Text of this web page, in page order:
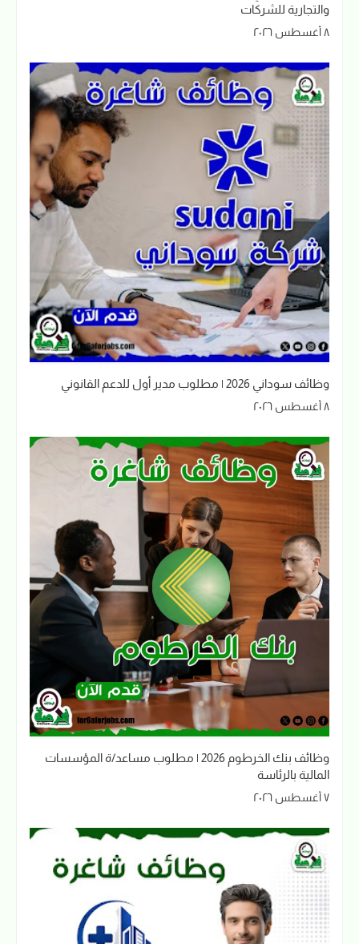
والتجارية للشركات
٨ أغسطس ٢٠٢٦
وظائف سوداني 2026 | مطلوب مدير أول للدعم القانوني
٨ أغسطس ٢٠٢٦
وظائف بنك الخرطوم 2026 | مطلوب مساعد/ة المؤسسات
المالية بالرئاسة
٧ أغسطس ٢٠٢٦